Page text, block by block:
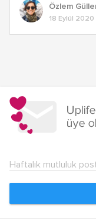
Özlem
18 Eylül 2020
Haftalık mutluluk